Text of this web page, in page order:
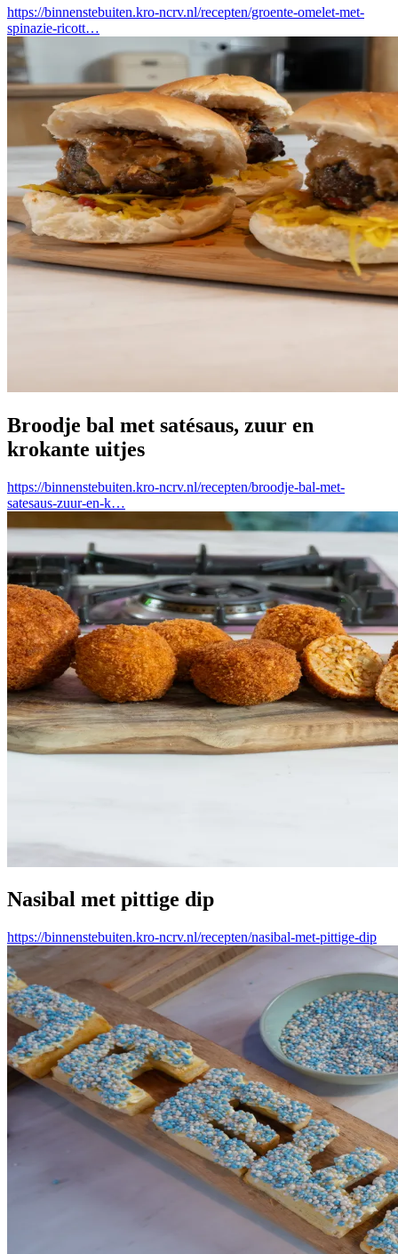
https://binnenstebuiten.kro-ncrv.nl/recepten/groente-omelet-met-
spinazie-ricott…
Broodje bal met satésaus, zuur en
krokante uitjes
https://binnenstebuiten.kro-ncrv.nl/recepten/broodje-bal-met-
satesaus-zuur-en-k…
Nasibal met pittige dip
https://binnenstebuiten.kro-ncrv.nl/recepten/nasibal-met-pittige-dip